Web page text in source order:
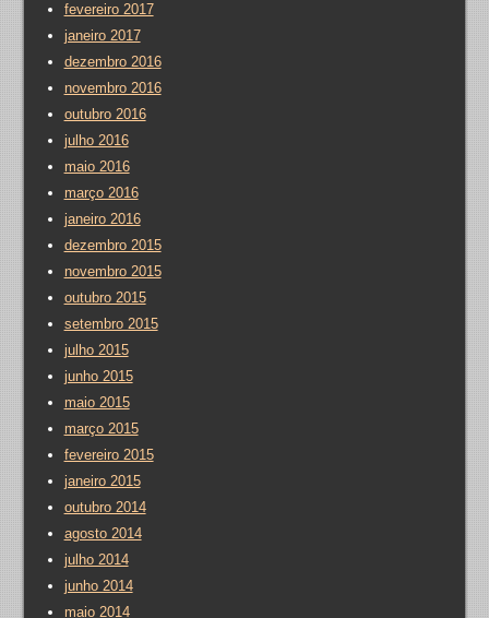
fevereiro 2017
janeiro 2017
dezembro 2016
novembro 2016
outubro 2016
julho 2016
maio 2016
março 2016
janeiro 2016
dezembro 2015
novembro 2015
outubro 2015
setembro 2015
julho 2015
junho 2015
maio 2015
março 2015
fevereiro 2015
janeiro 2015
outubro 2014
agosto 2014
julho 2014
junho 2014
maio 2014